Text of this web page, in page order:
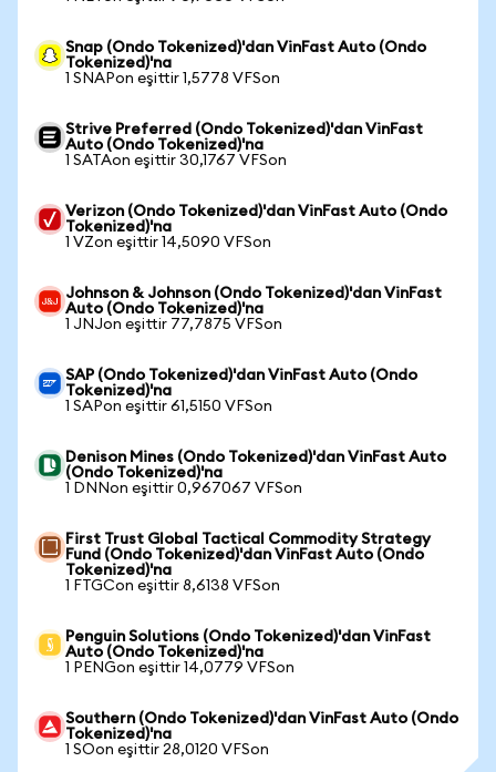
Snap (Ondo Tokenized)'dan VinFast Auto (Ondo
Tokenized)'na
1 SNAPon eşittir 1,5778 VFSon
Strive Preferred (Ondo Tokenized)'dan VinFast
Auto (Ondo Tokenized)'na
1 SATAon eşittir 30,1767 VFSon
Verizon (Ondo Tokenized)'dan VinFast Auto (Ondo
Tokenized)'na
1 VZon eşittir 14,5090 VFSon
Johnson & Johnson (Ondo Tokenized)'dan VinFast
Auto (Ondo Tokenized)'na
1 JNJon eşittir 77,7875 VFSon
SAP (Ondo Tokenized)'dan VinFast Auto (Ondo
Tokenized)'na
1 SAPon eşittir 61,5150 VFSon
Denison Mines (Ondo Tokenized)'dan VinFast Auto
(Ondo Tokenized)'na
1 DNNon eşittir 0,967067 VFSon
First Trust Global Tactical Commodity Strategy
Fund (Ondo Tokenized)'dan VinFast Auto (Ondo
Tokenized)'na
1 FTGCon eşittir 8,6138 VFSon
Penguin Solutions (Ondo Tokenized)'dan VinFast
Auto (Ondo Tokenized)'na
1 PENGon eşittir 14,0779 VFSon
Southern (Ondo Tokenized)'dan VinFast Auto (Ondo
Tokenized)'na
1 SOon eşittir 28,0120 VFSon